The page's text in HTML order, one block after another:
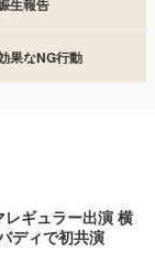
生報告
果なNG行動
ギュラー出演 横
ディで初共演